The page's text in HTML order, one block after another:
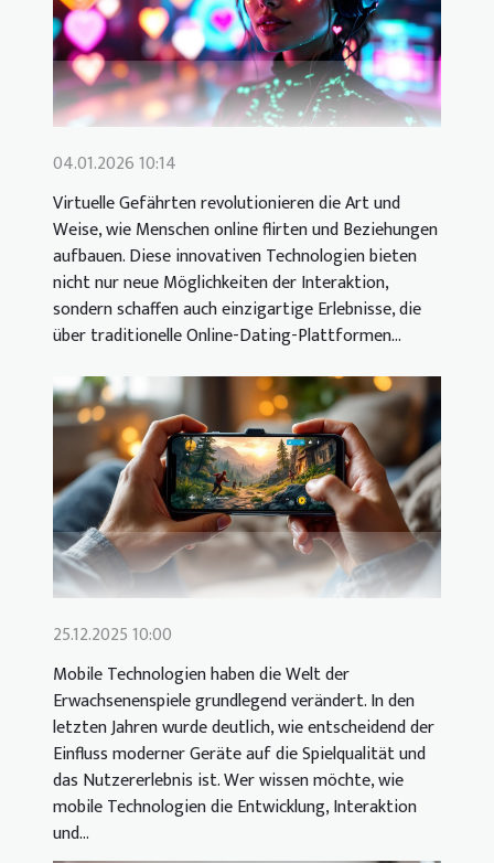
04.01.2026 10:14
Virtuelle Gefährten revolutionieren die Art und
Weise, wie Menschen online flirten und Beziehungen
aufbauen. Diese innovativen Technologien bieten
nicht nur neue Möglichkeiten der Interaktion,
sondern schaffen auch einzigartige Erlebnisse, die
über traditionelle Online-Dating-Plattformen...
25.12.2025 10:00
Mobile Technologien haben die Welt der
Erwachsenenspiele grundlegend verändert. In den
letzten Jahren wurde deutlich, wie entscheidend der
Einfluss moderner Geräte auf die Spielqualität und
das Nutzererlebnis ist. Wer wissen möchte, wie
mobile Technologien die Entwicklung, Interaktion
und...